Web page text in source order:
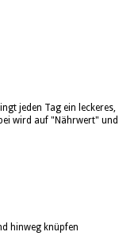
jeden Tag ein leckeres,
wird auf "Nährwert" und
hinweg knüpfen